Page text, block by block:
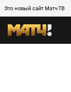
Это новый сайт Матч ТВ